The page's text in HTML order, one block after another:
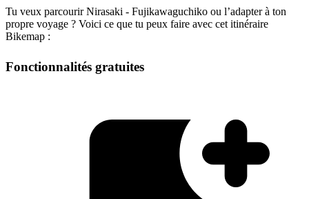
Tu veux parcourir Nirasaki - Fujikawaguchiko ou l’adapter à ton
propre voyage ? Voici ce que tu peux faire avec cet itinéraire
Bikemap :
Fonctionnalités gratuites